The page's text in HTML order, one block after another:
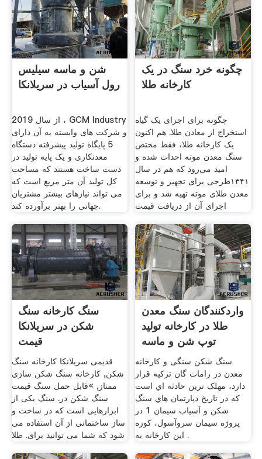
شن و ماسه سیلیس
رول آسیاب در سریلانکا
از سال 2019 ، GCM Industry
و شرکت های وابسته به آن دارای
5 پایگاه تولید پیشرفته دستگاه
معدنکاری و یک پایه تولید در
دست ساخت هستند که مساحت
کل تولید آن متر مربع است که
می تواند نیازهای بیشتر مشتریان
جهانی را بهتر برآورده کند.
چگونه خرد سنگ در یک
کارخانه طلا
چگونه برای اجرای یک گیاه
استخراج از معادن طلا. هم اکنون
یک کارخانه طلا، ‌فقط مختص
سنگ معدن موته احداث شده و
امید می‌رود که هم در سال
۱۳۴۱طرحی برای تجهیز و توسعه
معدن طلای موته تهیه شد و برای
اجرای آن از دریافت قیمت
سنگ کارخانه سنگ
شکن در سریلانکا
قیمت
قدیمی سریلانکا کارخانه سنگ
شکن, کارخانه سنگ شکن سازی
ممتاز, »قابل حمل سنگ قیمت
سنگ شکن در. سنگ یکی از
ابزارهایی است که در ساخت و
ساز ساختمانی از آن استفاده می
شود که شما می توانید برای. طلا
واردکنندگان سنگ معدن
طلا در کارخانه تولید
توپ شن و ماسه
سنگ شکن سنگی و کارخانه
معدن در رامات گان ترکيه قرار
دارد، مهلک ترين حادثه اي است
که در تاريخ دپارتمان هاي سنگ
شکن و آسياب سيمان 1 در
پروژه سيمان سروآسول، کوره
اين کارخانه به .